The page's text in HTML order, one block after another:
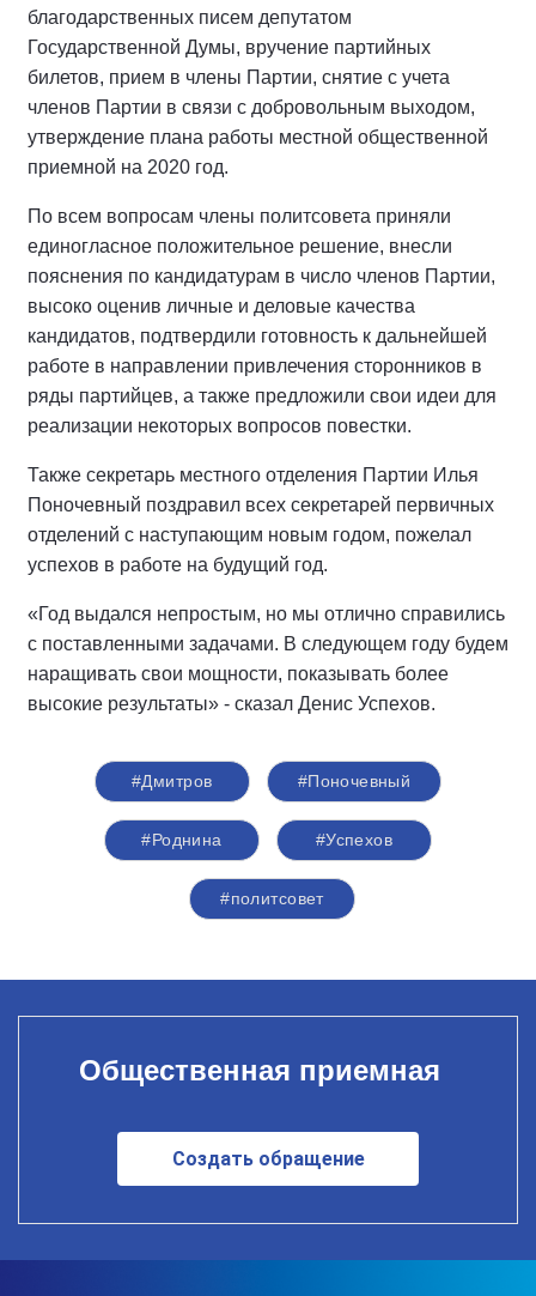
благодарственных писем депутатом
Государственной Думы, вручение партийных
билетов, прием в члены Партии, снятие с учета
членов Партии в связи с добровольным выходом,
утверждение плана работы местной общественной
приемной на 2020 год.
По всем вопросам члены политсовета приняли
единогласное положительное решение, внесли
пояснения по кандидатурам в число членов Партии,
высоко оценив личные и деловые качества
кандидатов, подтвердили готовность к дальнейшей
работе в направлении привлечения сторонников в
ряды партийцев, а также предложили свои идеи для
реализации некоторых вопросов повестки.
Также секретарь местного отделения Партии Илья
Поночевный поздравил всех секретарей первичных
отделений с наступающим новым годом, пожелал
успехов в работе на будущий год.
«Год выдался непростым, но мы отлично справились
с поставленными задачами. В следующем году будем
наращивать свои мощности, показывать более
высокие результаты» - сказал Денис Успехов.
#Дмитров #Поночевный
#Роднина #Успехов
#политсовет
Общественная приемная
Создать обращение